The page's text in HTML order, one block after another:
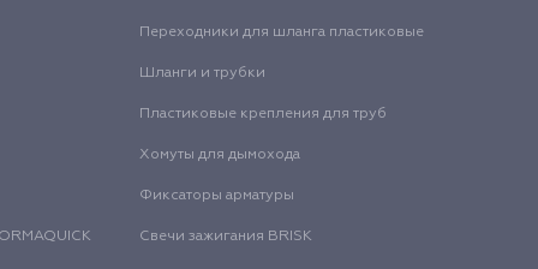
Переходники для шланга пластиковые
Шланги и трубки
Пластиковые крепления для труб
Хомуты для дымохода
Фиксаторы арматуры
Свечи зажигания BRISK